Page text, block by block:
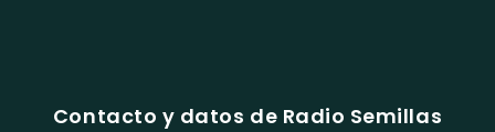
Contacto y datos de Radio Semillas